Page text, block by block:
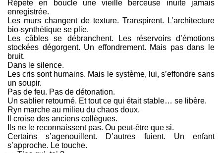
Répète en boucle une vieille berceuse inuite jamais
enregistrée.
Les murs changent de texture. Transpirent. L’architecture
bio-synthétique se plie.
Les câbles se débranchent. Les réservoirs d’émotions
stockées dégorgent. Un effondrement. Mais pas dans le
bruit.
Dans le silence.
Les cris sont humains. Mais le système, lui, s’effondre sans
un soupir.
Pas de feu. Pas de détonation.
Un sablier retourné. Et tout ce qui était stable… se libère.
Ryn marche au milieu du chaos doux.
Il croise des anciens collègues.
Ils ne le reconnaissent pas. Ou peut-être que si.
Certains s’agenouillent. D’autres fuient. Un enfant
s’approche. Le touche.